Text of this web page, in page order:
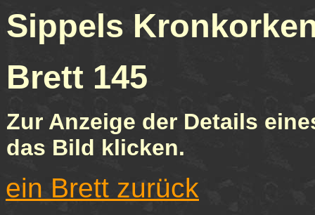
Sippels
Brett
Zur Anzeige der Details
das Bild klicken.
ein Brett zurück